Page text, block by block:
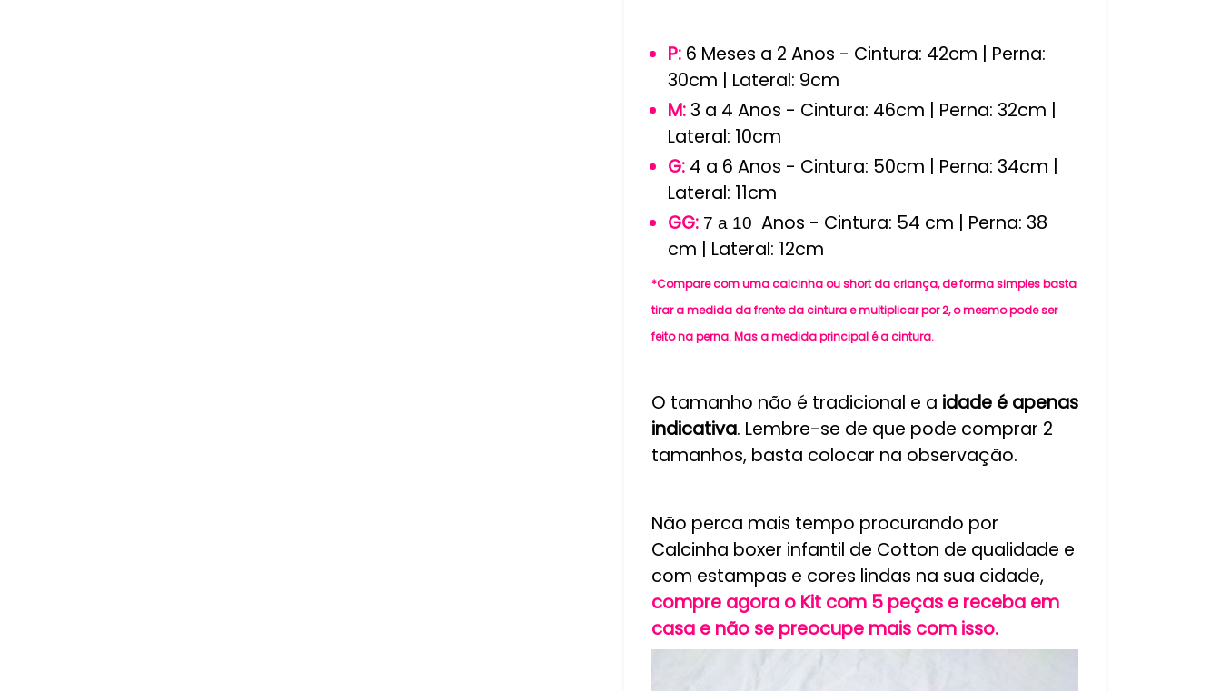
P: 6 Meses a 2 Anos - Cintura: 42cm | Perna:
30cm | Lateral: 9cm
M:3 a 4 Anos - Cintura: 46cm | Perna: 32cm |
Lateral: 10cm
G: 4 a 6 Anos - Cintura: 50cm | Perna: 34cm |
Lateral: 11cm
GG: 7 a 10 Anos - Cintura: 54 cm | Perna: 38
cm | Lateral: 12cm
*Compare com uma calcinha ou short da criança, de forma simples basta
tirar a medida da frente da cintura e multiplicar por 2, o mesmo pode ser
feito na perna. Mas a medida principal é a cintura.
O tamanho não é tradicional e a idade é apenas
indicativa. Lembre-se de que pode comprar 2
tamanhos, basta colocar na observação.
Não perca mais tempo procurando por
Calcinha boxer infantil de Cotton de qualidade e
com estampas e cores lindas na sua cidade,
compre agora o Kit com 5 peças e receba em
casa e não se preocupe mais com isso.